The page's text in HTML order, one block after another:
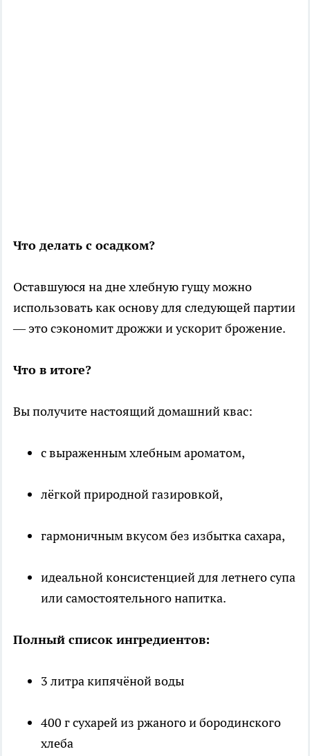
Что делать с осадком?
Оставшуюся на дне хлебную гущу можно
использовать как основу для следующей партии
— это сэкономит дрожжи и ускорит брожение.
Что в итоге?
Вы получите настоящий домашний квас:
с выраженным хлебным ароматом,
лёгкой природной газировкой,
гармоничным вкусом без избытка сахара,
идеальной консистенцией для летнего супа
или самостоятельного напитка.
Полный список ингредиентов:
3 литра кипячёной воды
400 г сухарей из ржаного и бородинского
хлеба